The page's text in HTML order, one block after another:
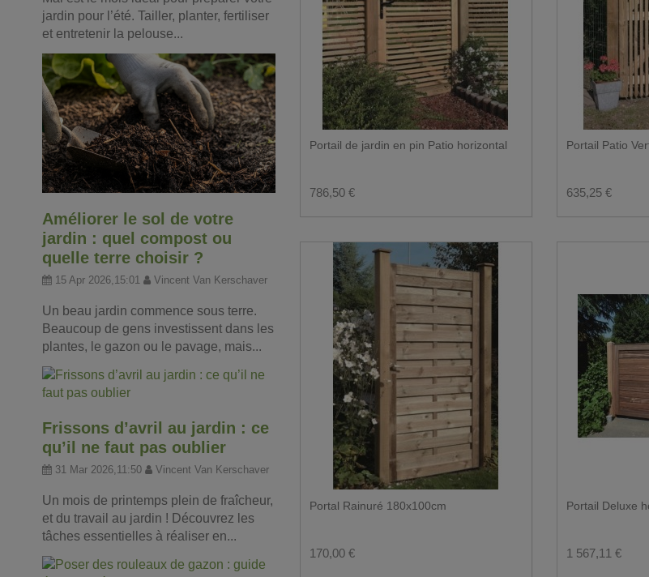
Portail de jardin en pin Patio horizontal
786,50 €
Portail Patio
635,25 €
Portal Rainuré 180x100cm
170,00 €
Portail Deluxe
1 567,11 €
jardin pour l’été. Tailler, planter, fertiliser
et entretenir la pelouse...
Améliorer le sol de votre
jardin : quel compost ou
quelle terre choisir ?
15 Apr 2026,15:01 Vincent Van Kerschaver
Un beau jardin commence sous terre.
Beaucoup de gens investissent dans les
plantes, le gazon ou le pavage, mais...
Frissons d’avril au jardin : ce
qu’il ne faut pas oublier
31 Mar 2026,11:50 Vincent Van Kerschaver
Un mois de printemps plein de fraîcheur,
et du travail au jardin ! Découvrez les
tâches essentielles à réaliser en...